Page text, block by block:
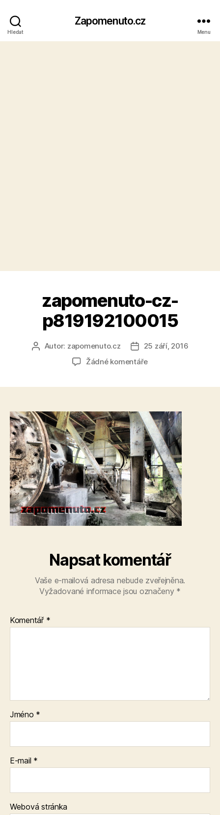
Hledat
Zapomenuto.cz
Menu
zapomenuto-cz-
p819192100015
AutorAutor: zapomenuto.cz
Datum
příspěvku
25 září, 2016
Žádné komentářeu
cz-
p819192100015
Napsat komentář
Vaše e-mailová adresa nebude zveřejněna.
Vyžadované informace jsou označeny *
Komentář *
Jméno *
E-mail *
Webová stránka